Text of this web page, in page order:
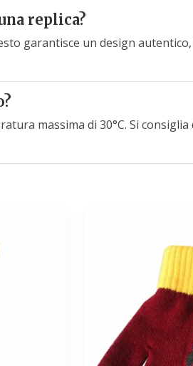
replica?
garantisce un design
massima di 30°C. Si